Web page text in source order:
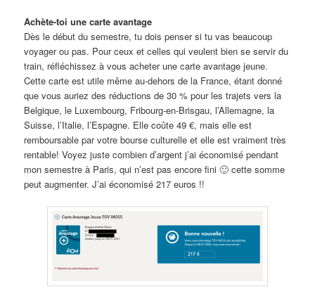
Achète-toi une carte avantage
Dès le début du semestre, tu dois penser si tu vas beaucoup
voyager ou pas. Pour ceux et celles qui veulent bien se servir du
train, réfléchissez à vous acheter une carte avantage jeune.
Cette carte est utile même au-dehors de la France, étant donné
que vous auriez des réductions de 30 % pour les trajets vers la
Belgique, le Luxembourg, Fribourg-en-Brisgau, l’Allemagne, la
Suisse, l’Italie, l’Espagne. Elle coûte 49 €, mais elle est
remboursable par votre bourse culturelle et elle est vraiment très
rentable! Voyez juste combien d’argent j’ai économisé pendant
mon semestre à Paris, qui n’est pas encore fini 🙂 cette somme
peut augmenter. J’ai économisé 217 euros !!